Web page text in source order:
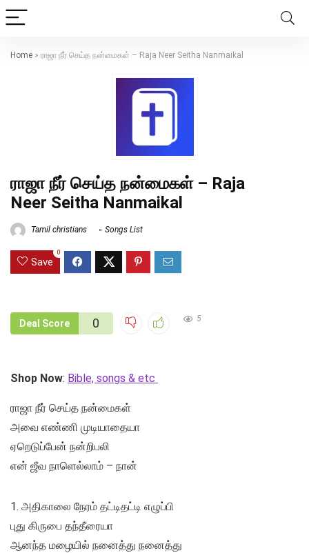
Home » ராஜா நீர் செய்த நன்மைகள் – Raja Neer Seitha Nanmaikal
ராஜா நீர் செய்த நன்மைகள் – Raja
Neer Seitha Nanmaikal
Tamil christians Songs List
Save
0
Deal Score 0 5
Shop Now: Bible, songs & etc
ராஜா நீர் செய்த நன்மைகள்
அவை எண்ணி முடியாதையா
ஏறெடுப்பேன் நன்றிபலி
என் ஜீவ நாளெல்லாம் – நான்
1. அதிகாலை நேரம் தட்டிதட்டி எழுப்பி
புது கிருபை தந்தீரையா
ஆனந்த மழையில் நனைத்து நனைத்து